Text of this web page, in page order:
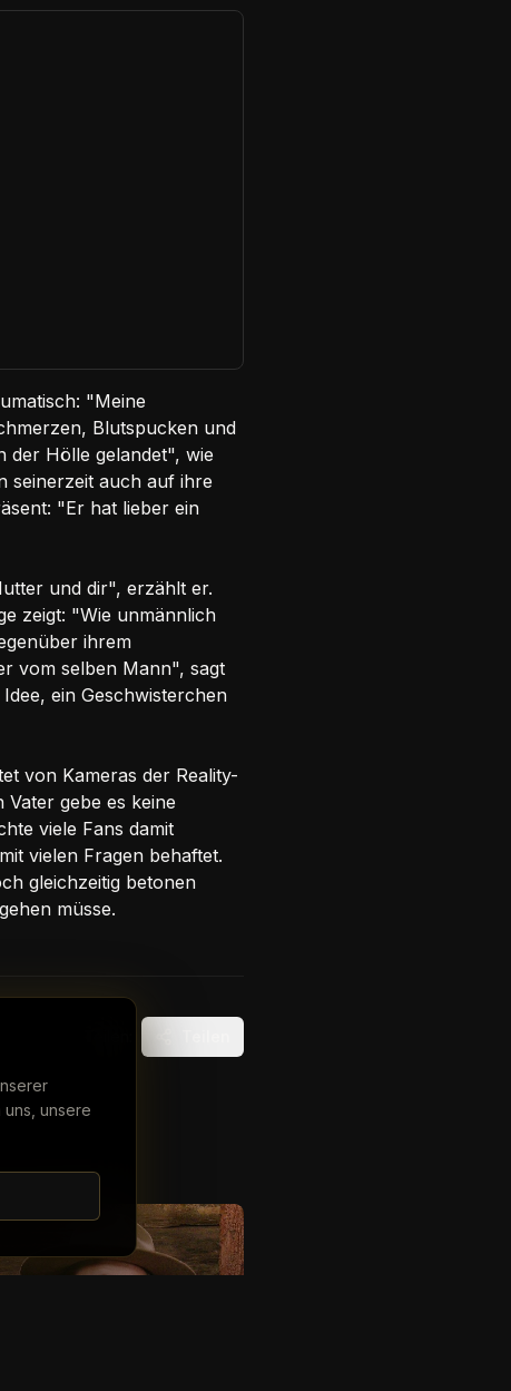
unsere
"Meine
Blutspucken und
der Hölle gelandet", wie
seinerzeit auch auf ihre
"Er hat lieber ein
und dir", erzählt er.
zeigt: "Wie unmännlich
ihrem
vom selben Mann", sagt
ein Geschwisterchen
von Kameras der Reality-
gebe es keine
viele Fans damit
vielen Fragen behaftet.
gleichzeitig betonen
müsse.